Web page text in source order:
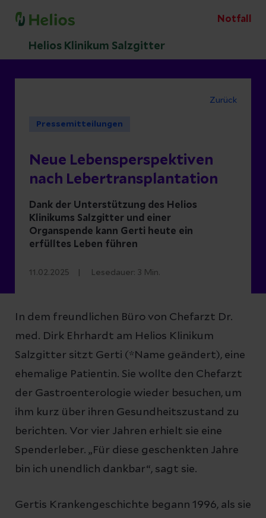
Notfall
Helios Klinikum Salzgitter
Zurück
Pressemitteilungen
Neue Lebensperspektiven
nach Lebertransplantation
Dank der Unterstützung des Helios
Klinikums Salzgitter und einer
Organspende kann Gerti heute ein
erfülltes Leben führen
11.02.2025 Lesedauer: 3 Min.
In dem freundlichen Büro von Chefarzt Dr.
med. Dirk Ehrhardt am Helios Klinikum
Salzgitter sitzt Gerti (*Name geändert), eine
ehemalige Patientin. Sie wollte den Chefarzt
der Gastroenterologie wieder besuchen, um
ihm kurz über ihren Gesundheitszustand zu
berichten. Vor vier Jahren erhielt sie eine
Spenderleber. „Für diese geschenkten Jahre
bin ich unendlich dankbar“, sagt sie.
Gertis Krankengeschichte begann 1996, als sie